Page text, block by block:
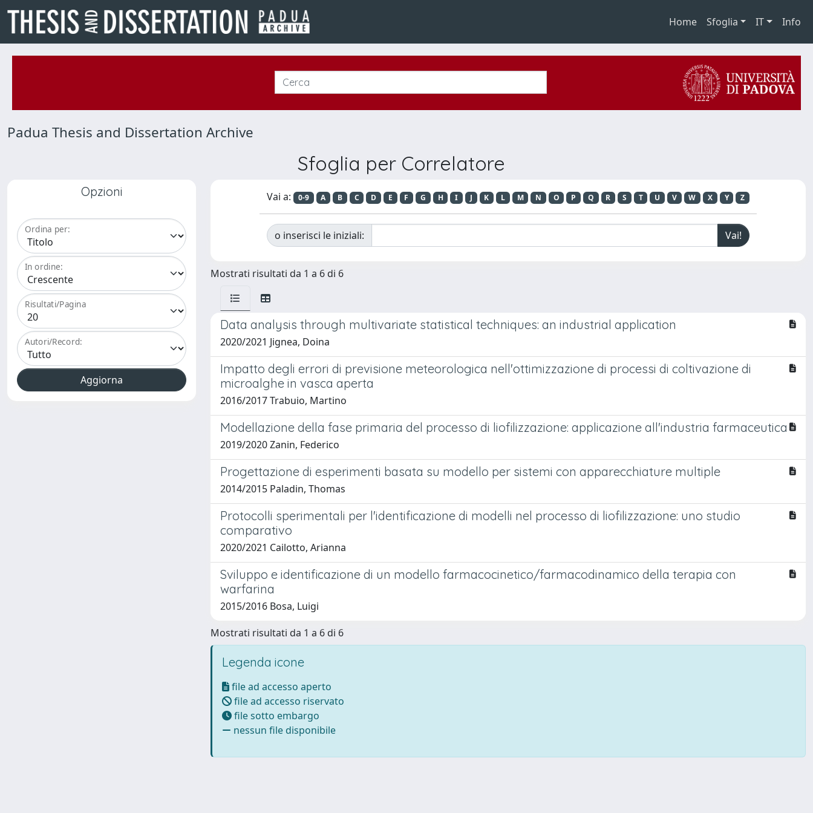
Home Sfoglia IT Info
Padua Thesis and Dissertation Archive
Sfoglia per Correlatore
Opzioni
Ordina per:
In ordine:
Risultati/Pagina
Autori/Record:
Vai a: 0-9 A B C D E F G H I J K L M N O P Q R S T U V W X Y Z
o inserisci le iniziali:
Mostrati risultati da 1 a 6 di 6
Data analysis through multivariate statistical techniques: an industrial application
2020/2021 Jignea, Doina
Impatto degli errori di previsione meteorologica nell'ottimizzazione di processi di coltivazione di
microalghe in vasca aperta
2016/2017 Trabuio, Martino
Modellazione della fase primaria del processo di liofilizzazione: applicazione all'industria farmaceutica
2019/2020 Zanin, Federico
Progettazione di esperimenti basata su modello per sistemi con apparecchiature multiple
2014/2015 Paladin, Thomas
Protocolli sperimentali per l'identificazione di modelli nel processo di liofilizzazione: uno studio
comparativo
2020/2021 Cailotto, Arianna
Sviluppo e identificazione di un modello farmacocinetico/farmacodinamico della terapia con
warfarina
2015/2016 Bosa, Luigi
Mostrati risultati da 1 a 6 di 6
Legenda icone
file ad accesso aperto
file ad accesso riservato
file sotto embargo
nessun file disponibile